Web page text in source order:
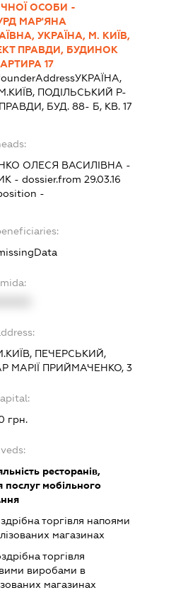
ОСОБИ -
МАР'ЯНА
УКРАЇНА, М. КИЇВ,
ПРАВДИ, БУДИНОК
17
УКРАЇНА,
ПОДІЛЬСЬКИЙ Р-
БУД. 88- Б, КВ. 17
ОЛЕСЯ ВАСИЛІВНА -
- dossier.from 29.03.16
-
ПЕЧЕРСЬКИЙ,
МАРІЇ ПРИЙМАЧЕНКО, 3
грн.
ресторанів,
послуг мобільного
торгівля напоями
магазинах
торгівля
виробами в
магазинах